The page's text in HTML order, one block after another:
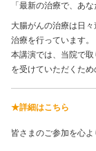
「最新の治療で、あな
大腸がんの治療は日
治療を行っています。
本講演では、当院で
を受けていただくため
★詳細はこちら
皆さまのご参加を心よ